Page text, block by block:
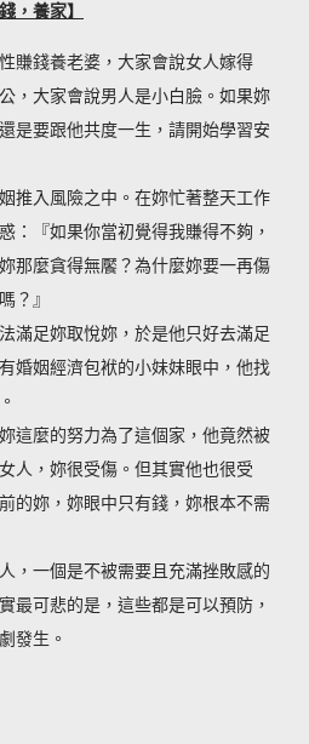
，養家】
賺錢養老婆，大家會說女人嫁得
，大家會說男人是小白臉。如果妳
是要跟他共度一生，請開始學習安
推入風險之中。在妳忙著整天工作
：『如果你當初覺得我賺得不夠，
那麼貪得無饜？為什麼妳要一再傷
？』
滿足妳取悅妳，於是他只好去滿足
婚姻經濟包袱的小妹妹眼中，他找
這麼的努力為了這個家，他竟然被
人，妳很受傷。但其實他也很受
的妳，妳眼中只有錢，妳根本不需
，一個是不被需要且充滿挫敗感的
最可悲的是，這些都是可以預防，
發生。